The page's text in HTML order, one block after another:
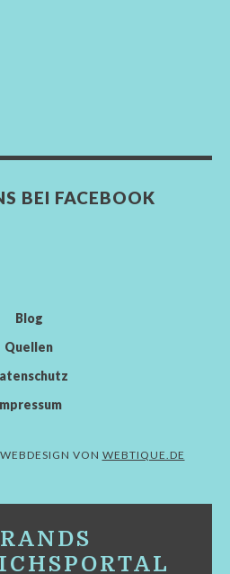
BEI FACEBOOK
Blog
Quellen
VON WEBTIQUE.DE